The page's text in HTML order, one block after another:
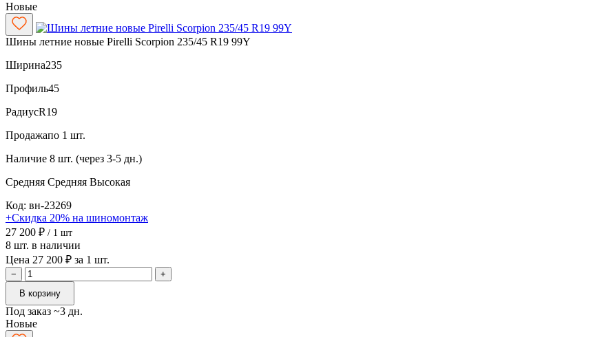
Новые
Шины летние новые Pirelli Scorpion 235/45 R19 99Y
Ширина235
Профиль45
РадиусR19
Продажапо 1 шт.
Наличие 8 шт. (через 3-5 дн.)
Средняя Средняя Высокая
Код: вн-23269
+Скидка 20% на шиномонтаж
27 200 ₽ / 1 шт
8 шт. в наличии
Цена 27 200 ₽ за 1 шт.
−
+
В корзину
Под заказ ~3 дн.
Новые